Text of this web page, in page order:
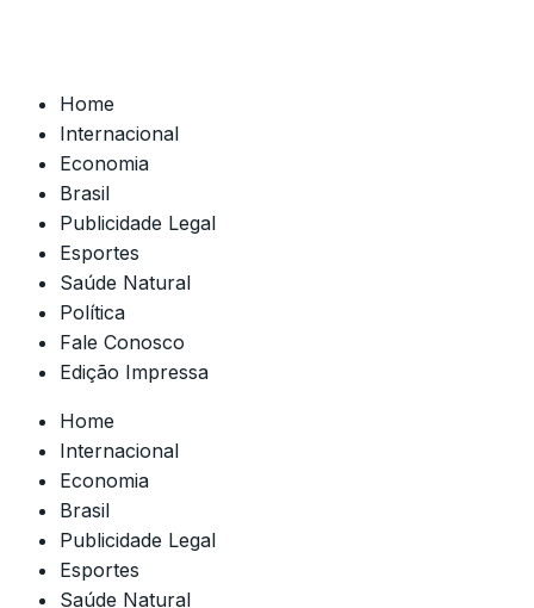
Home
Internacional
Economia
Brasil
Publicidade Legal
Esportes
Saúde Natural
Política
Fale Conosco
Edição Impressa
Home
Internacional
Economia
Brasil
Publicidade Legal
Esportes
Saúde Natural